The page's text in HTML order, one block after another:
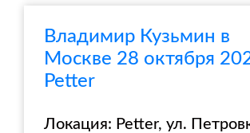
Владимир Кузьмин в
Москве 28 октября
Petter
Локация: Petter, ул.